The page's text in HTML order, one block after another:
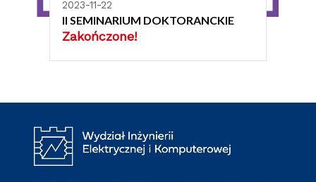
2023-11-22
II SEMINARIUM DOKTORANCKIE
Zakończone!